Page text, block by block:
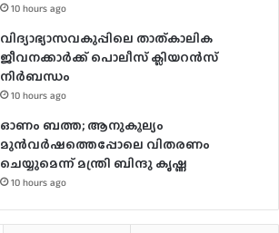
10 hours ago
വിദ്യാഭ്യാസവകുപ്പിലെ താത്കാലിക
ജീവനക്കാർക്ക് പൊലീസ് ക്ലിയറൻസ്
നിർബന്ധം
10 hours ago
ഓണം ബത്ത; ആനുകൂല്യം
മുൻവർഷത്തെപ്പോലെ വിതരണം
ചെയ്യുമെന്ന് മന്ത്രി ബിന്ദു കൃഷ്ണ
10 hours ago